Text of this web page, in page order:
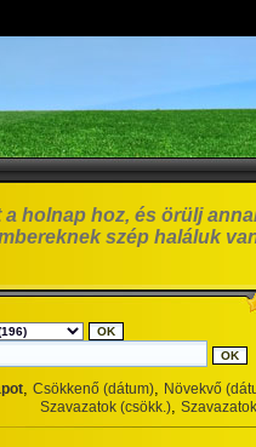
holnap hoz, és örülj
szép haláluk
, Csökkenő (dátum), Növekvő
Szavazatok (csökk.),